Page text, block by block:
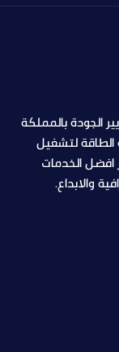
بالمملكة
لتشغيل
افضل الخدمات
والابداع.